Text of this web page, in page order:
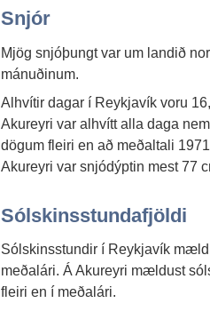
Snjór
Mjög snjóþungt var um landið
mánuðinum.
Alhvítir dagar í Reykjavík voru
Akureyri var alhvítt alla daga
dögum fleiri en að meðaltali
Akureyri var snjódýptin mest 77
Sólskinsstundafjöldi
Sólskinsstundir í Reykjavík
meðalári. Á Akureyri mældust
fleiri en í meðalári.